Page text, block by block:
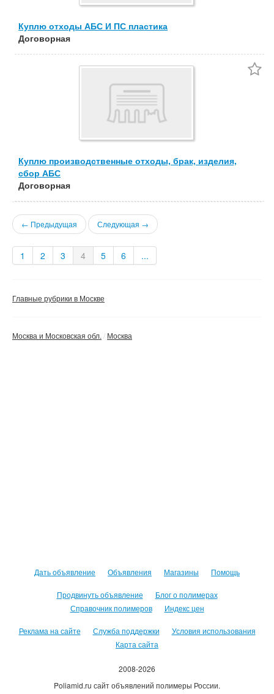
Куплю отходы АБС И ПС пластика
Договорная
Куплю производственные отходы, брак, изделия,
сбор АБС
Договорная
← Предыдущая Следующая →
1 2 3 4 5 6 ...
Главные рубрики в Москве
Москва и Московская обл. Москва
Дать объявление Объявления Магазины Помощь
Продвинуть объявление
Блог о полимерах
Справочник полимеров
Индекс цен
Реклама на сайте Служба поддержки
Условия использования
Карта сайта
2008-2026
Poliamid.ru сайт объявлений полимеры России.